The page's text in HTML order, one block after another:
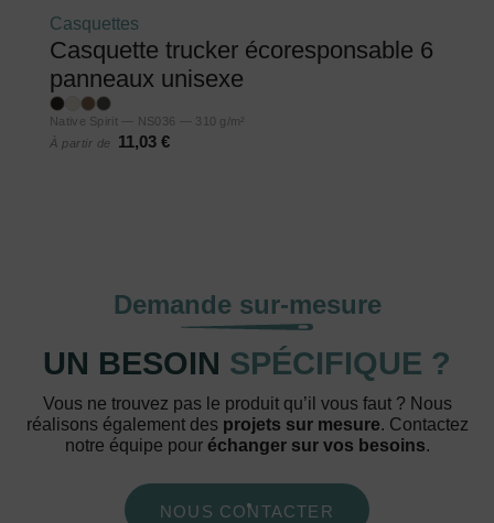
Casquettes
Casquette trucker écoresponsable 6
panneaux unisexe
Native Spirit — NS036 — 310 g/m²
À partir de
11,03 €
Demande sur-mesure
UN BESOIN SPÉCIFIQUE ?
Vous ne trouvez pas le produit qu’il vous faut ? Nous
réalisons également des projets sur mesure. Contactez
notre équipe pour échanger sur vos besoins.
NOUS CONTACTER